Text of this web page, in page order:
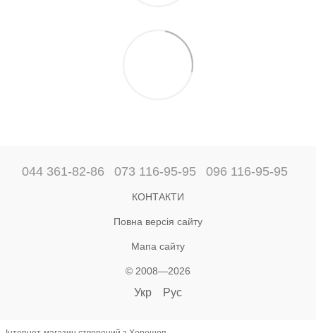
044 361-82-86 073 116-95-95 096 116-95-95
КОНТАКТИ
Повна версія сайту
Мапа сайту
© 2008—2026
Укр Рус